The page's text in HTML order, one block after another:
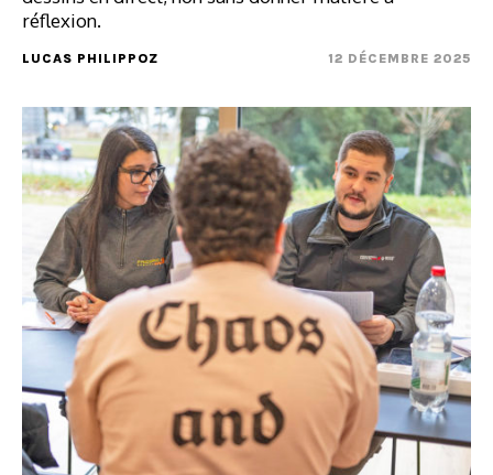
réflexion.
LUCAS PHILIPPOZ 12 DÉCEMBRE 2025